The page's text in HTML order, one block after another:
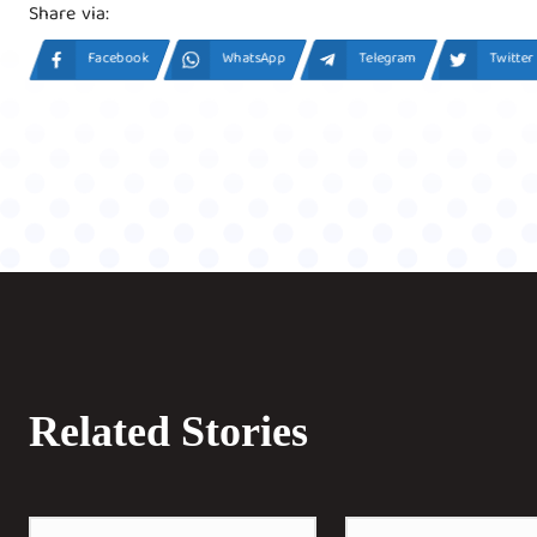
Share via:
Facebook WhatsApp Telegram Twitter
Related Stories